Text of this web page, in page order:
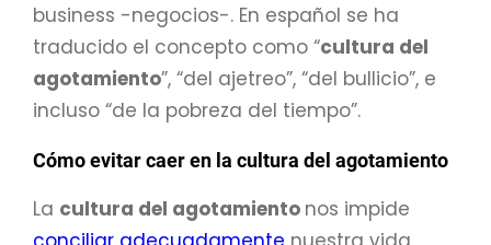
business -negocios-. En español se ha
traducido el concepto como “cultura del
agotamiento”, “del ajetreo”, “del bullicio”, e
incluso “de la pobreza del tiempo”.
Cómo evitar caer en la cultura del agotamiento
La cultura del agotamiento nos impide